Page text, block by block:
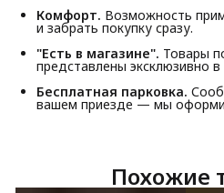
Комфорт. Возможность
и забрать покупку сразу.
"Есть в магазине". Товары
представлены эксклюзивно в
Бесплатная парковка.
вашем приезде — мы
Похожие